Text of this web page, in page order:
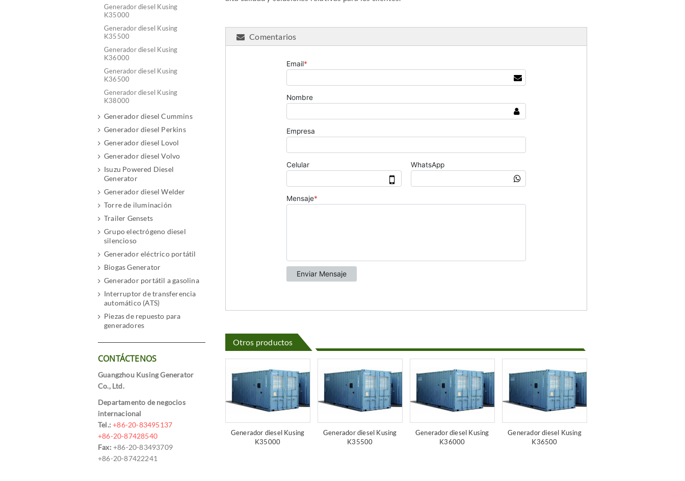
Comentarios
Otros productos
Generador diesel Kusing
K35000
Generador diesel Kusing
K35500
Generador diesel Kusing
K36000
Generador diesel Kusing
K36500
Generador diesel Kusing
K35000
Generador diesel Kusing
K35500
Generador diesel Kusing
K36000
Generador diesel Kusing
K36500
Generador diesel Kusing
K38000
Generador diesel Cummins
Generador diesel Perkins
Generador diesel Lovol
Generador diesel Volvo
Isuzu Powered Diesel
Generator
Generador diesel Welder
Torre de iluminación
Trailer Gensets
Grupo electrógeno diesel
silencioso
Generador eléctrico portátil
Biogas Generator
Generador portátil a gasolina
Interruptor de transferencia
automático (ATS)
Piezas de repuesto para
generadores
CONTÁCTENOS
Guangzhou Kusing Generator
Co., Ltd.
Departamento de negocios
internacional
Tel.: +86-20-83495137
+86-20-87428540
Fax: +86-20-83493709
+86-20-87422241